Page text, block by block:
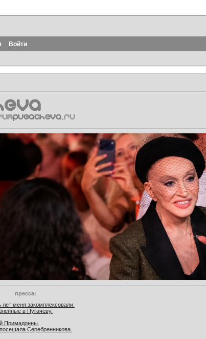
Войти
пресса:
меня закомплексовали.
в Пугачеву.
Примадонны.
Серебренникова.